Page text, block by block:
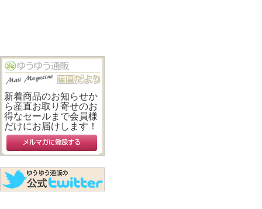
新着商品のお知らせか
ら産直お取り寄せのお
得なセールまで会員様
だけにお届けします！